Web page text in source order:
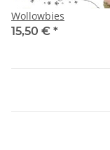
Wollowbies
15,50 € *